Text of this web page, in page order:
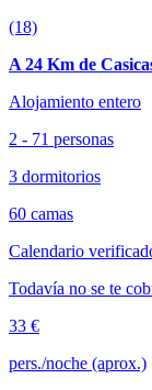
(18)
A 24 Km de
Alojamiento entero
2 - 71 personas
3 dormitorios
60 camas
Calendario
Todavía no se te
33 €
pers./noche (aprox.)